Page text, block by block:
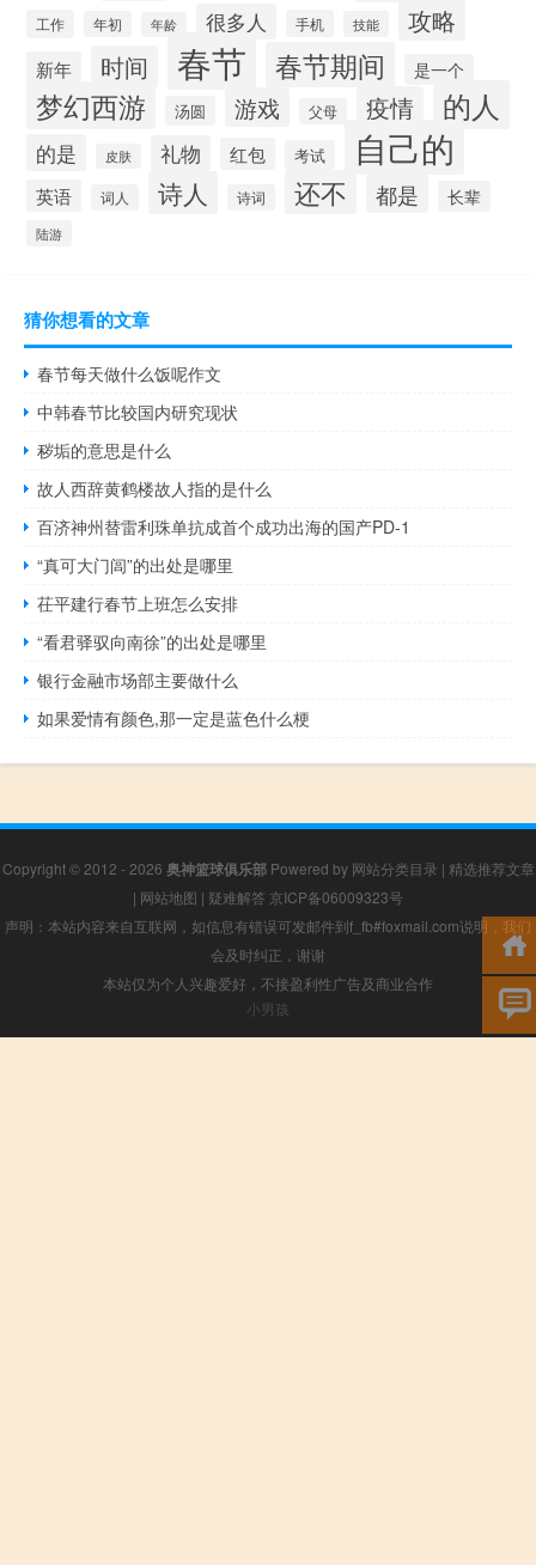
工作 年初 年龄 很多人 手机 技能 攻略
新年 时间 春节 春节期间 是一个
梦幻西游 汤圆 游戏 父母 疫情 的人
的是 皮肤 礼物 红包 考试 自己的
英语 词人 诗人 诗词 还不 都是 长辈
陆游
猜你想看的文章
春节每天做什么饭呢作文
中韩春节比较国内研究现状
秽垢的意思是什么
故人西辞黄鹤楼故人指的是什么
百济神州替雷利珠单抗成首个成功出海的国产PD-1
“真可大门闾”的出处是哪里
茌平建行春节上班怎么安排
“看君驿驭向南徐”的出处是哪里
银行金融市场部主要做什么
如果爱情有颜色,那一定是蓝色什么梗
Copyright © 2012 - 2026 奥神篮球俱乐部Powered by 网站分类目录 | 精选推荐文章
| 网站地图 | 疑难解答 京ICP备06009323号
声明：本站内容来自互联网，如信息有错误可发邮件到f_fb#foxmail.com说明，我们
会及时纠正，谢谢
本站仅为个人兴趣爱好，不接盈利性广告及商业合作
小男孩